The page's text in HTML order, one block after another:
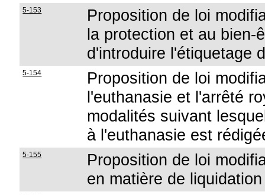
5-153
Proposition de loi
la protection et au bien-
d'introduire l'étiquetage
5-154
Proposition de loi
l'euthanasie et l'arrêté
modalités suivant
à l'euthanasie est
5-155
Proposition de loi
en matière de